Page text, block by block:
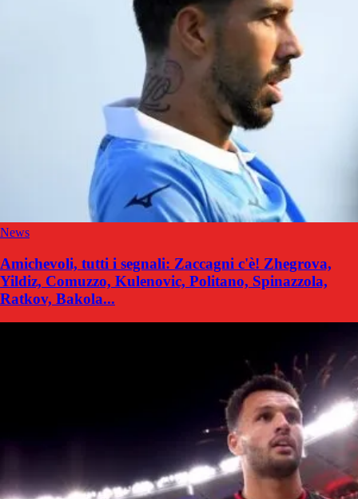
News
Amichevoli, tutti i segnali: Zaccagni c'è! Zhegrova,
Yildiz, Comuzzo, Kulenovic, Politano, Spinazzola,
Ratkov, Bakola...